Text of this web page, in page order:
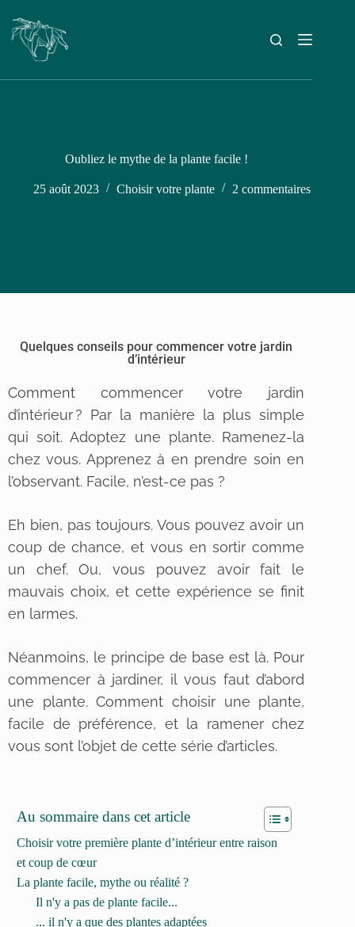
Oubliez le mythe de la plante facile !
25 août 2023 Choisir votre plante 2 commentaires
Quelques conseils pour commencer votre jardin
d’intérieur
Comment commencer votre jardin
d’intérieur ? Par la manière la plus simple
qui soit. Adoptez une plante. Ramenez-la
chez vous. Apprenez à en prendre soin en
l’observant. Facile, n’est-ce pas ?
Eh bien, pas toujours. Vous pouvez avoir un
coup de chance, et vous en sortir comme
un chef. Ou, vous pouvez avoir fait le
mauvais choix, et cette expérience se finit
en larmes.
Néanmoins, le principe de base est là. Pour
commencer à jardiner, il vous faut d’abord
une plante. Comment choisir une plante,
facile de préférence, et la ramener chez
vous sont l’objet de cette série d’articles.
Au sommaire dans cet article
Choisir votre première plante d’intérieur entre raison
et coup de cœur
La plante facile, mythe ou réalité ?
Il n'y a pas de plante facile...
... il n'y a que des plantes adaptées